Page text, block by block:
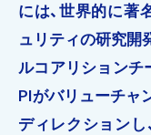
には、世界的に著
ュリティの研究開
ルコアリションチ
PIがバリューチャ
ディレクションし